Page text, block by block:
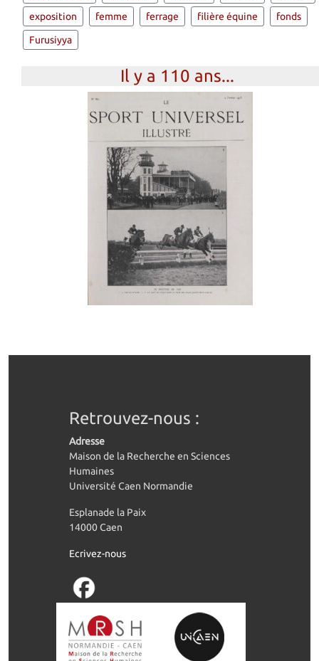
exposition femme ferrage filière équine fonds
Furusiyya
Il y a 110 ans...
Retrouvez-nous :
Adresse
Maison de la Recherche en Sciences
Humaines
Université Caen Normandie
Esplanade la Paix
14000 Caen
Ecrivez-nous